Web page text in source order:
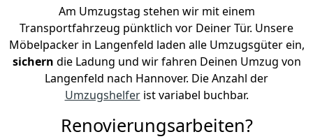
Am Umzugstag stehen wir mit einem
Transportfahrzeug pünktlich vor Deiner Tür. Unsere
Möbelpacker in Langenfeld laden alle Umzugsgüter ein,
sichern die Ladung und wir fahren Deinen Umzug von
Langenfeld nach Hannover. Die Anzahl der
Umzugshelferist variabel buchbar.
Renovierungsarbeiten?